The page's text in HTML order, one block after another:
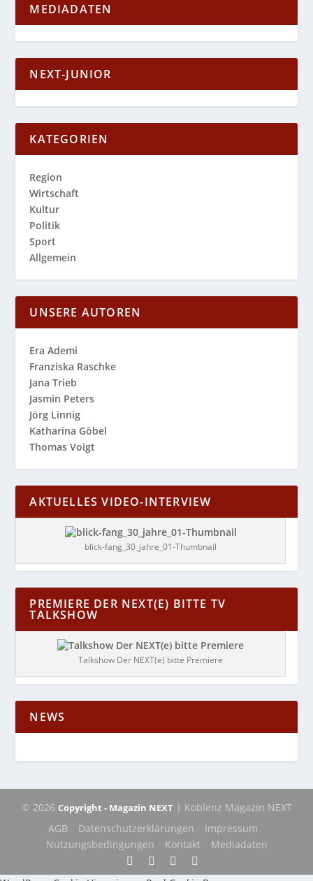
MEDIADATEN
NEXT-JUNIOR
KATEGORIEN
Region
Wirtschaft
Kultur
Politik
Sport
Allgemein
UNSERE AUTOREN
Era Ademi
Franziska Raschke
Jana Trieb
Jasmin Peters
Jörg Linnig
Katharina Göbel
Thomas Voigt
AKTUELLES VIDEO-INTERVIEW
blick-fang_30_jahre_01-Thumbnail
PREMIERE DER NEXT(E) BITTE TV
TALKSHOW
Talkshow Der NEXT(e) bitte Premiere
NEWS
© 2026 Copyright - Magazin NEXT| Koblenz Magazin NEXT
AGB
Datenschutzerklärungen
Impressum
Nutzungsbedingungen
Kontakt Mediadaten